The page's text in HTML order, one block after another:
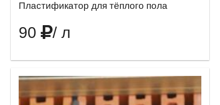
Пластификатор для тёплого пола
90 / л